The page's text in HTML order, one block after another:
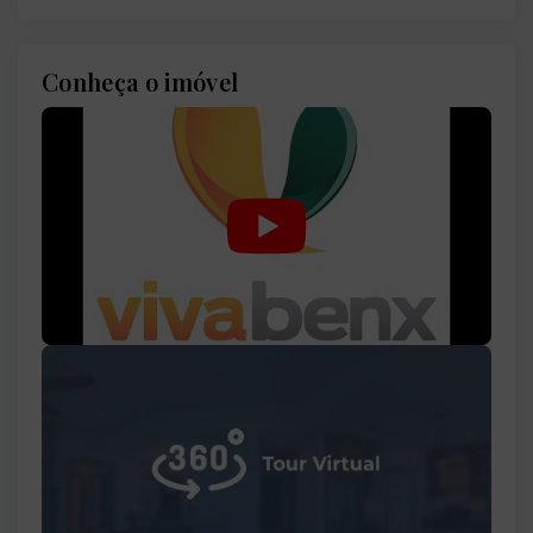
Conheça o imóvel